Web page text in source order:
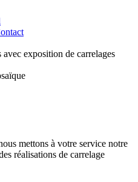
mettons à votre service notre
réalisations de carrelage